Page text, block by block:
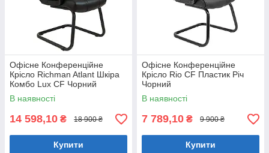
Офісне Конференційне
Крісло Richman Atlant Шкіра
Комбо Lux CF Чорний
В наявності
14 598,10 ₴ 18 900 ₴
Купити
Офісне Конференційне
Крісло Rio CF Пластик Річ
Чорний
В наявності
7 789,10 ₴ 9 900 ₴
Купити